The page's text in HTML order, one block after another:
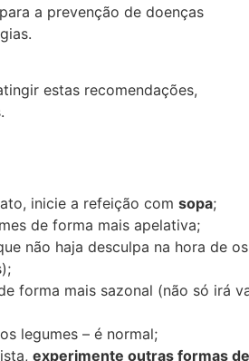
a prevenção de doenças
estas recomendações,
inicie a refeição com sopa;
de forma mais apelativa;
não haja desculpa na hora de
forma mais sazonal (não só irá
os legumes – é normal;
experimente outras formas